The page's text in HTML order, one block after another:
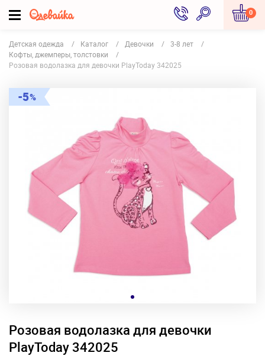
0
Детская одежда Каталог Девочки
3-8 лет
Кофты, джемперы, толстовки
Розовая водолазка для девочки PlayToday 342025
5
Розовая водолазка для девочки
PlayToday 342025